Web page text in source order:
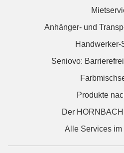
Anhänger- und
Handwerker-
Seniovo:
Produkte
Der
Alle Services